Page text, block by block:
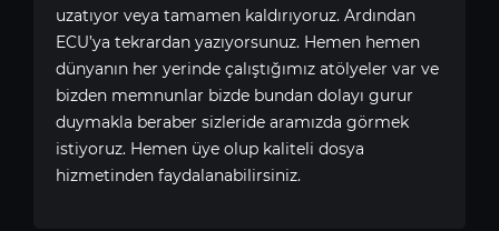
uzatıyor veya tamamen kaldırıyoruz. Ardından
ECU’ya tekrardan yazıyorsunuz. Hemen hemen
dünyanın her yerinde çalıştığımız atölyeler var ve
bizden memnunlar bizde bundan dolayı gurur
duymakla beraber sizleride aramızda görmek
istiyoruz. Hemen üye olup kaliteli dosya
hizmetinden faydalanabilirsiniz.